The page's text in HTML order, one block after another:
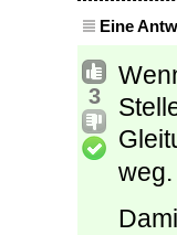
Eine
3
weg.